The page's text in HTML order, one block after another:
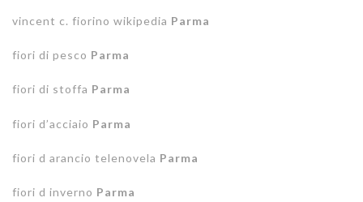
vincent c. fiorino wikipedia Parma
fiori di pesco Parma
fiori di stoffa Parma
fiori d’acciaio Parma
fiori d arancio telenovela Parma
fiori d inverno Parma